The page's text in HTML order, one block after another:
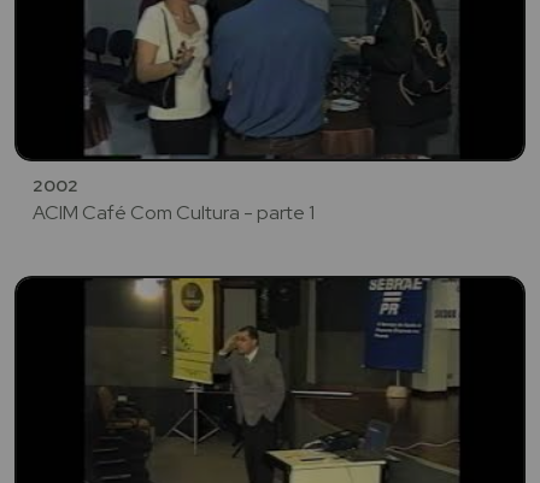
2002
ACIM Café Com Cultura - parte 1